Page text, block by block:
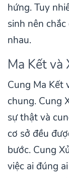
hứng. Tuy
sinh nên
nhau.
Ma Kết và
Cung Ma Kết
chung. Cung
sự thật và
cơ sở đều
bước. Cung
việc ai đúng